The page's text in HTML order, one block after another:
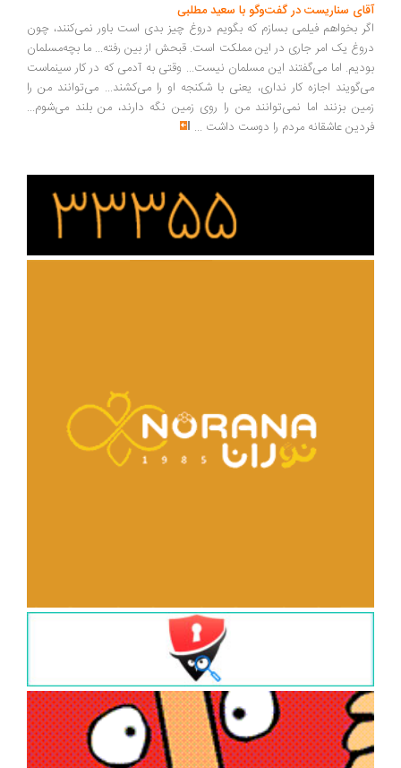
آقای سناریست در گفت‌وگو با سعید مطلبی
اگر بخواهم فیلمی بسازم که بگویم دروغ چیز بدی است باور نمی‌کنند، چون
دروغ یک امر جاری در این مملکت است. قبحش از بین رفته... ما بچه‌مسلمان
بودیم. اما می‌گفتند این مسلمان نیست... وقتی به آدمی که در کار سینماست
می‌گویند اجازه کار نداری، یعنی با شکنجه او را می‌کشند... می‌توانند من را
زمین بزنند اما نمی‌توانند من را روی زمین نگه دارند، من بلند می‌شوم...
فردین عاشقانه مردم را دوست داشت ...